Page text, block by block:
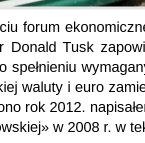
List do redakcji (7)
Literatura (2)
Losy Polaków
Losy rodzin polskich (3)
1 (156) 2024 r. (5)
4 (155) 2023 r. (1)
3 (154) 2023 r. (1)
2 (153) 2023 r. (1)
forum
Donald Tusk
spełnieniu
waluty i euro
rok 2012.
w 2008 r. w